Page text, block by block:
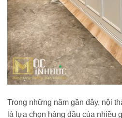
Trong những năm gần đây, nội
là lựa chọn hàng đầu của nhiều